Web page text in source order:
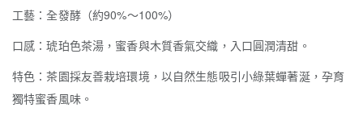
工藝：全發酵（約90%～100%）
口感：琥珀色茶湯，蜜香與木質香氣交織，入口圓潤清甜。
特色：茶園採友善栽培環境，以自然生態吸引小綠葉蟬著涎，孕育
獨特蜜香風味。